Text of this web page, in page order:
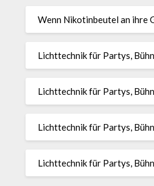
Wenn Nikotinbeutel an ihre
Lichttechnik für Partys,
Lichttechnik für Partys,
Lichttechnik für Partys,
Lichttechnik für Partys,